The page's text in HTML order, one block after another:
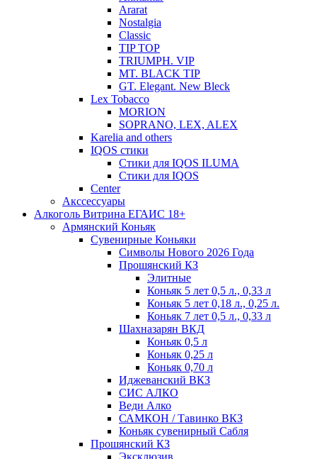
Ararat
Nostalgia
Classic
TIP TOP
TRIUMPH. VIP
MT. BLACK TIP
GT. Elegant. New Bleck
Lex Tobacco
MORION
SOPRANO, LEX, ALEX
Karelia and others
IQOS стики
Стики для IQOS ILUMA
Стики для IQOS
Сenter
Акссессуары
Алкоголь Витрина ЕГАИС 18+
Армянский Коньяк
Сувенирные Коньяки
Символы Нового 2026 Года
Прошянский КЗ
Элитные
Коньяк 5 лет 0,5 л., 0,33 л
Коньяк 5 лет 0,18 л., 0,25 л.
Коньяк 7 лет 0,5 л., 0,33 л
Шахназарян ВКД
Коньяк 0,5 л
Коньяк 0,25 л
Коньяк 0,70 л
Иджеванский ВКЗ
СИС АЛКО
Веди Алко
САМКОН / Тавинко ВКЗ
Коньяк сувенирный Сабля
Прошянский КЗ
Эксклюзив